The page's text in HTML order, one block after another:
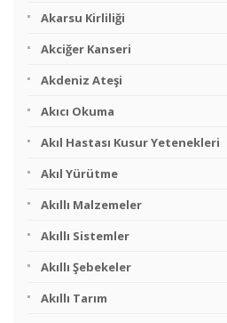
Akarsu Kirliliği
Akciğer Kanseri
Akdeniz Ateşi
Akıcı Okuma
Akıl Hastası Kusur Yetenekleri
Akıl Yürütme
Akıllı Malzemeler
Akıllı Sistemler
Akıllı Şebekeler
Akıllı Tarım